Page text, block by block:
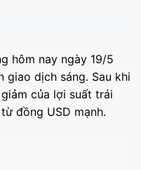
hôm nay ngày 19/5
giao dịch sáng. Sau khi
của lợi suất trái
đồng USD mạnh.